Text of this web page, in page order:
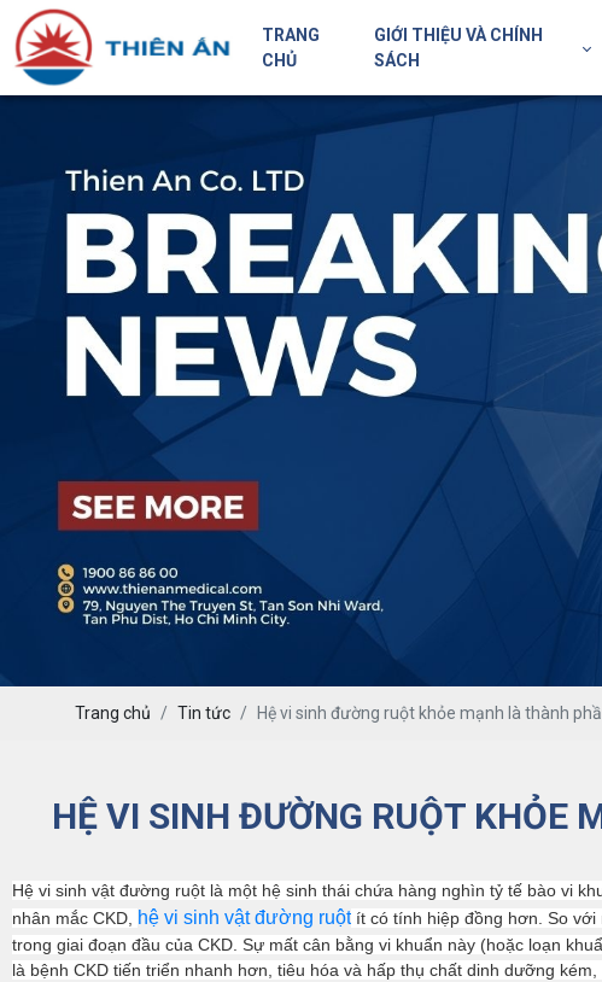
TRANG
CHỦ
GIỚI THIỆU VÀ CHÍNH
SÁCH
Trang chủ Tin tức Hệ vi sinh đường ruột khỏe mạnh là thành
HỆ VI SINH ĐƯỜNG RUỘT KHỎE
Hệ vi sinh vật đường ruột là một hệ sinh thái chứa hàng nghìn tỷ tế bào vi
nhân mắc CKD, hệ vi sinh vật đường ruột ít có tính hiệp đồng hơn. So
trong giai đoạn đầu của CKD. Sự mất cân bằng vi khuẩn này (hoặc loạn
là bệnh CKD tiến triển nhanh hơn, tiêu hóa và hấp thụ chất dinh dưỡng